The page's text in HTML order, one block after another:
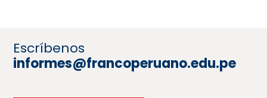
Escríbenos
informes@francoperuano.edu.pe